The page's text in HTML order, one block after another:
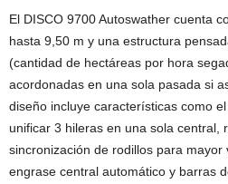
El DISCO 9700 Autoswather cuenta
hasta 9,50 m y una estructura
(cantidad de hectáreas por hora
acordonadas en una sola pasada si
diseño incluye características como
unificar 3 hileras en una sola central,
sincronización de rodillos para mayor
engrase central automático y barras